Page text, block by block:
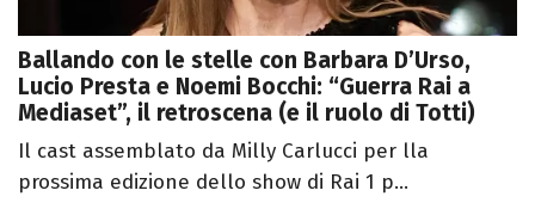
Ballando con le stelle con Barbara D’Urso,
Lucio Presta e Noemi Bocchi: “Guerra Rai a
Mediaset”, il retroscena (e il ruolo di Totti)
Il cast assemblato da Milly Carlucci per lla
prossima edizione dello show di Rai 1 p...